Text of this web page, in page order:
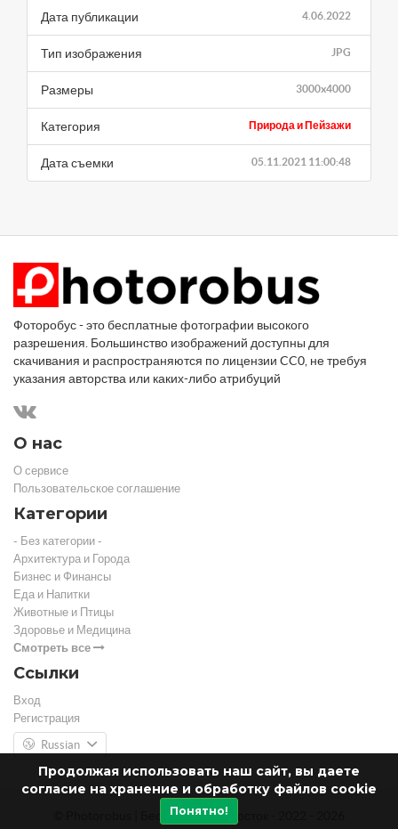
Продолжая использовать наш сайт, вы даете
согласие на хранение и обработку файлов cookie
Понятно!
4.06.2022
Дата публикации
JPG
Тип изображения
3000x4000
Размеры
Природа и Пейзажи
Категория
05.11.2021 11:00:48
Дата съемки
Фоторобус - это бесплатные фотографии высокого
разрешения. Большинство изображений доступны для
скачивания и распространяются по лицензии CC0, не требуя
указания авторства или каких-либо атрибуций
О нас
О сервисе
Пользовательское соглашение
Категории
- Без категории -
Архитектура и Города
Бизнес и Финансы
Еда и Напитки
Животные и Птицы
Здоровье и Медицина
Смотреть все
Ссылки
Вход
Регистрация
Russian
© Photorobus | Бесплатный фотосток - 2022 - 2026